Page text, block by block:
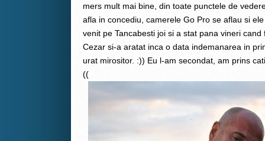
mers mult mai bine, din toate punctele de
afla in concediu, camerele Go Pro se aflau si
venit pe Tancabesti joi si a stat pana vineri
Cezar si-a aratat inca o data indemanarea in
urat mirositor. :)) Eu l-am secondat, am prins
((